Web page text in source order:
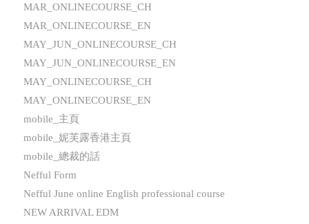
MAR_ONLINECOURSE_CH
MAR_ONLINECOURSE_EN
MAY_JUN_ONLINECOURSE_CH
MAY_JUN_ONLINECOURSE_EN
MAY_ONLINECOURSE_CH
MAY_ONLINECOURSE_EN
mobile_主頁
mobile_妮芙露香港主頁
mobile_總裁的話
Nefful Form
Nefful June online English professional course
NEW ARRIVAL EDM